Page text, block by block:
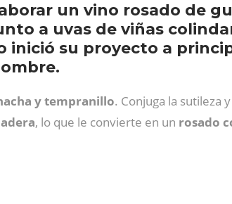
un vino rosado de
a uvas de viñas
su proyecto a
y tempranillo. Conjuga la sutileza y
, lo que le convierte en un rosado